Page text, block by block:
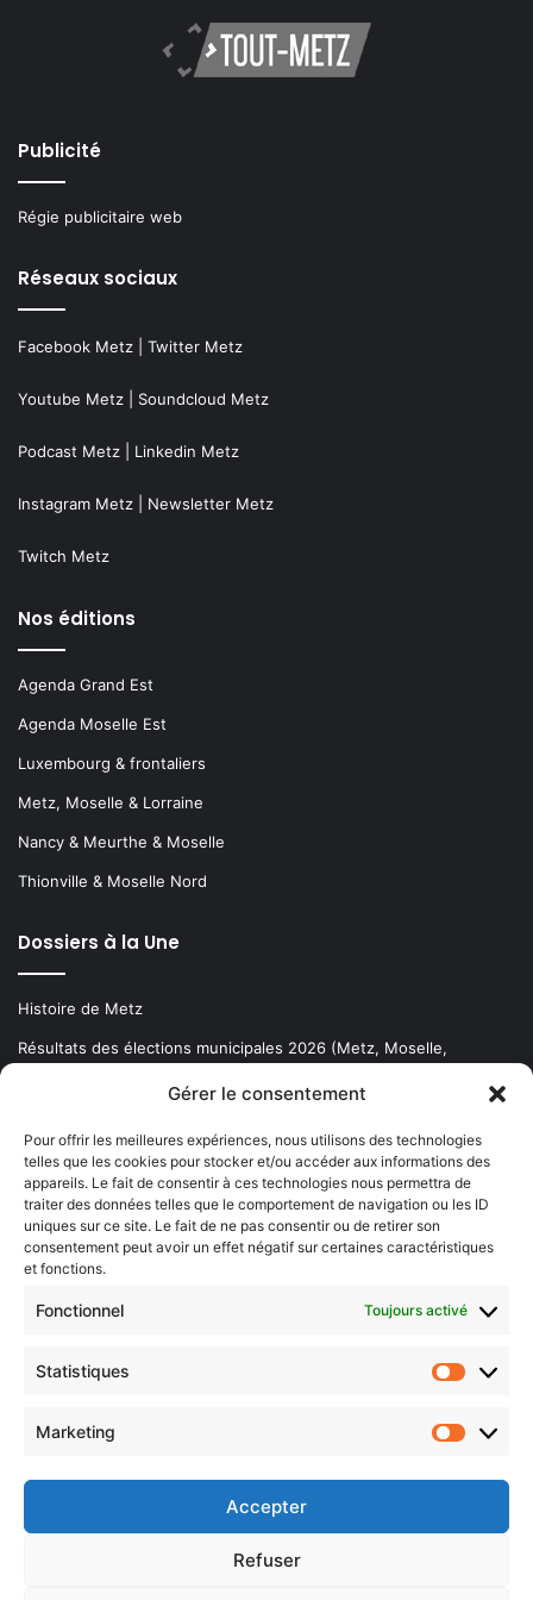
Gérer le consentement
Pour offrir les meilleures expériences, nous utilisons des technologies
telles que les cookies pour stocker et/ou accéder aux informations des
appareils. Le fait de consentir à ces technologies nous permettra de
traiter des données telles que le comportement de navigation ou les ID
uniques sur ce site. Le fait de ne pas consentir ou de retirer son
consentement peut avoir un effet négatif sur certaines caractéristiques
et fonctions.
Fonctionnel Toujours activé
Statistiques
Marketing
Accepter
Refuser
Publicité
Régie publicitaire web
Réseaux sociaux
Facebook Metz Twitter Metz
Youtube Metz Soundcloud Metz
Podcast Metz Linkedin Metz
Instagram Metz Newsletter Metz
Twitch Metz
Nos éditions
Agenda Grand Est
Agenda Moselle Est
Luxembourg & frontaliers
Metz, Moselle & Lorraine
Nancy & Meurthe & Moselle
Thionville & Moselle Nord
Dossiers à la Une
Histoire de Metz
Résultats des élections municipales 2026 (Metz, Moselle,
Newsletter gratuite
Choisissez : matin, soir ou hebdo ?
votre